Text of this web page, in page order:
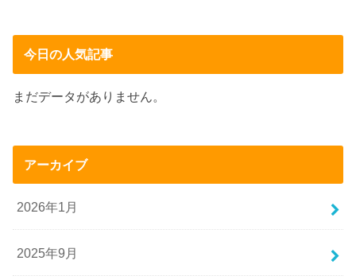
今日の人気記事
まだデータがありません。
アーカイブ
2026年1月
2025年9月